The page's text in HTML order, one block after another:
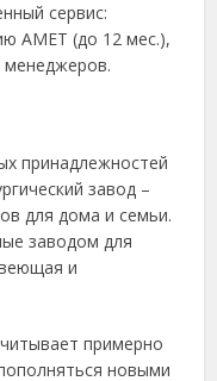
сервис:
АМЕТ (до 12 мес.),
менеджеров.
принадлежностей
завод –
для дома и семьи.
заводом для
и
примерно
новыми